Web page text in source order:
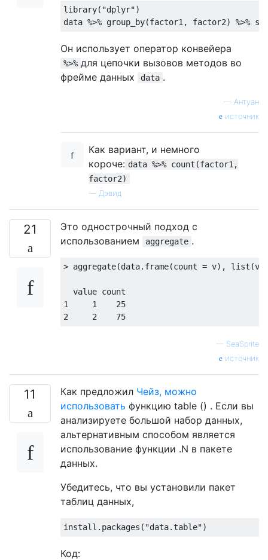
library( "dplyr")
Он использует оператор конвейера
%>% для цепочки вызовов методов во
фрейме данных
data .
— Антуан
источник
Как вариант, и немного
короче: data %>% count(factor1,
factor2)
— Дэвид
21
Это однострочный подход с
использованием
aggregate .
> aggregate(data.frame(count = v),
1
1
25
2
2 75
— SeaSprite
источник
11 Как предложил Чейз, можно
использовать функцию table () . Если вы
анализируете большой набор данных,
альтернативным способом является
использование функции .N в пакете
данных.
Убедитесь, что вы установили пакет
таблиц данных,
install.packages( "data.table"
Код: